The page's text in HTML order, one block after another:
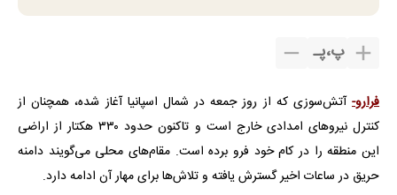
پ،پـ
فرارو- آتش‌سوزی که از روز جمعه در شمال اسپانیا آغاز شده، همچنان از
کنترل نیروهای امدادی خارج است و تاکنون حدود ۳۳۰ هکتار از اراضی
این منطقه را در کام خود فرو برده است. مقام‌های محلی می‌گویند دامنه
حریق در ساعات اخیر گسترش یافته و تلاش‌ها برای مهار آن ادامه دارد.